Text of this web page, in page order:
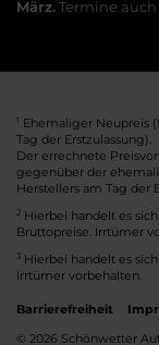
März.Termine
1 Ehemaliger Neupreis
Tag der Erstzulassung).
Der errechnete
gegenüber der
Herstellers am Tag der
2 Hierbei handelt es
Bruttopreise. Irrtümer
3 Hierbei handelt es
Irrtümer vorbehalten.
Barrierefreiheit
© 2026 Schönwetter